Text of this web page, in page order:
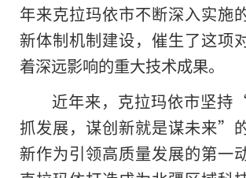
年来克拉玛依市不断深入实施
新体制机制建设，催生了这项
着深远影响的重大技术成果。
近年来，克拉玛依市坚持
抓发展，谋创新就是谋未来”
新作为引领高质量发展的第一